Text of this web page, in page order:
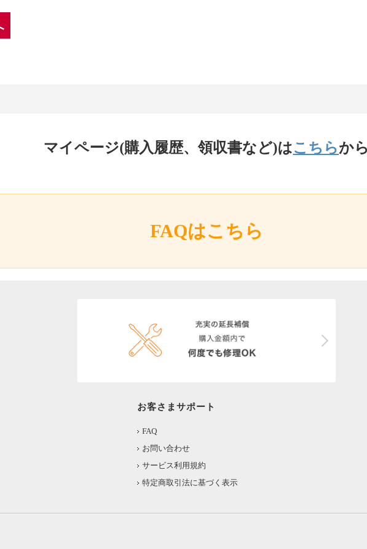
マイページ(購入履歴、領収書など)はこちらから
FAQはこちら
お客さまサポート
FAQ
お問い合わせ
サービス利用規約
特定商取引法に基づく表示